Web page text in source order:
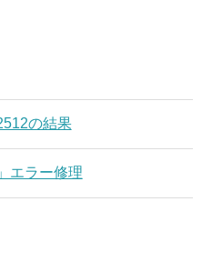
の結果
エラー修理